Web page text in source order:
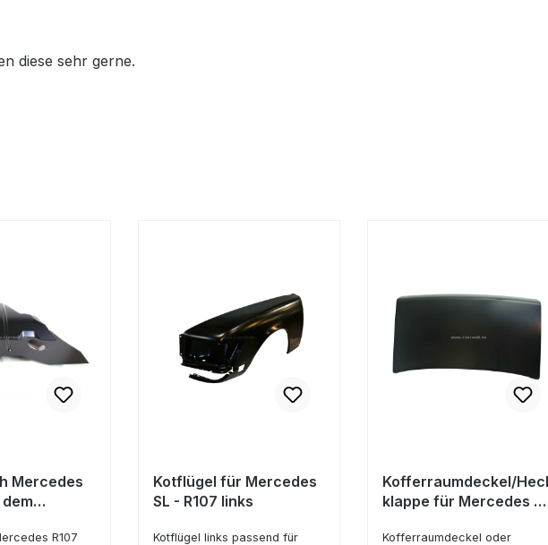
diese sehr gerne.
Mercedes
R107
Kotflügel für Mercedes
SL - R107 links
Kotflügel links passend für
Kofferraumdeckel/
klappe für Mercedes SL
Kofferraumdeckel oder